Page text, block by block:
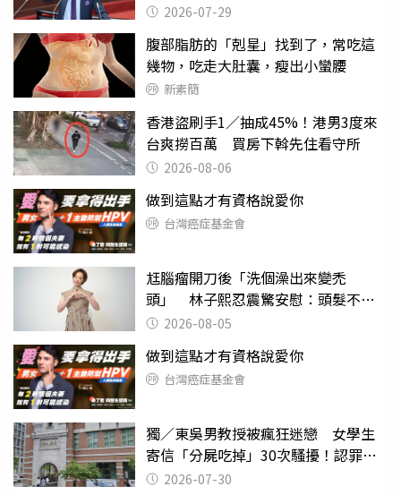
2026-07-29
腹部脂肪的「剋星」找到了，常吃這
幾物，吃走大肚囊，瘦出小蠻腰
新素簡
香港盜刷手1／抽成45%！港男3度來
台爽撈百萬 買房下斡先住看守所
2026-08-06
做到這點才有資格說愛你
台灣癌症基金會
尪腦瘤開刀後「洗個澡出來變禿
頭」 林子熙忍震驚安慰：頭髮不重
要 2026-08-05
做到這點才有資格說愛你
台灣癌症基金會
獨／東吳男教授被瘋狂迷戀 女學生
寄信「分屍吃掉」30次騷擾！認罪免
關 2026-07-30